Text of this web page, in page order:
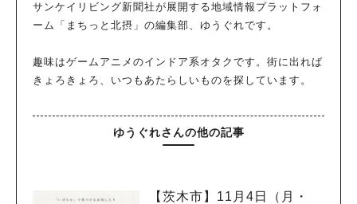
サンケイリビング新聞社が展開する地域情報プラットフォ
ーム「まちっと北摂」の編集部、ゆうぐれです。
趣味はゲームアニメのインドア系オタクです。街に出れば
きょろきょろ、いつもあたらしいものを探しています。
ゆうぐれさんの他の記事
【茨木市】11月4日（月・